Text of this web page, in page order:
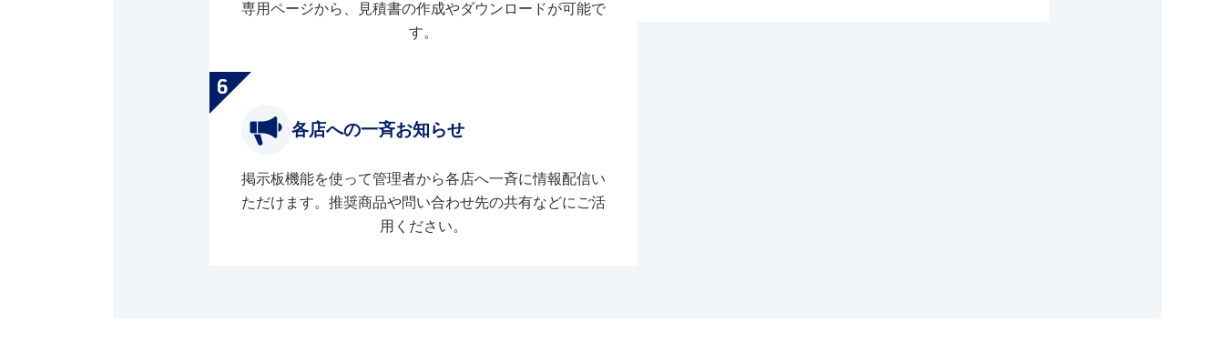
専用ページから、見積書の作成やダウンロードが可能で
す。
各店への一斉お知らせ
掲示板機能を使って管理者から各店へ一斉に情報配信い
ただけます。推奨商品や問い合わせ先の共有などにご活
用ください。